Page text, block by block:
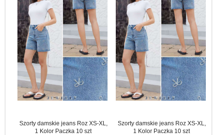
Szorty damskie jeans Roz XS-XL,
1 Kolor Paczka 10 szt
Szorty damskie jeans Roz XS-XL,
1 Kolor Paczka 10 szt